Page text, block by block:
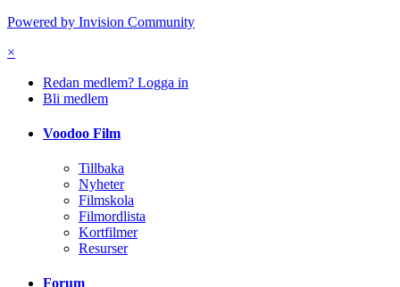
Powered by Invision Community
×
Redan medlem? Logga in
Bli medlem
Voodoo Film
Tillbaka
Nyheter
Filmskola
Filmordlista
Kortfilmer
Resurser
Forum